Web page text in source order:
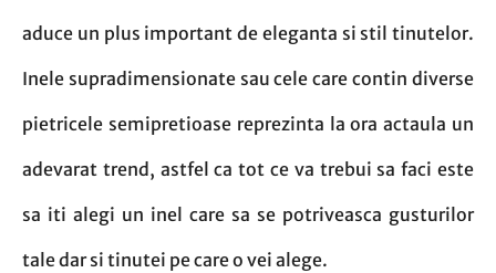
aduce un plus important de eleganta si stil tinutelor.
Inele supradimensionate sau cele care contin diverse
pietricele semipretioase reprezinta la ora actaula un
adevarat trend, astfel ca tot ce va trebui sa faci este
sa iti alegi un inel care sa se potriveasca gusturilor
tale dar si tinutei pe care o vei alege.